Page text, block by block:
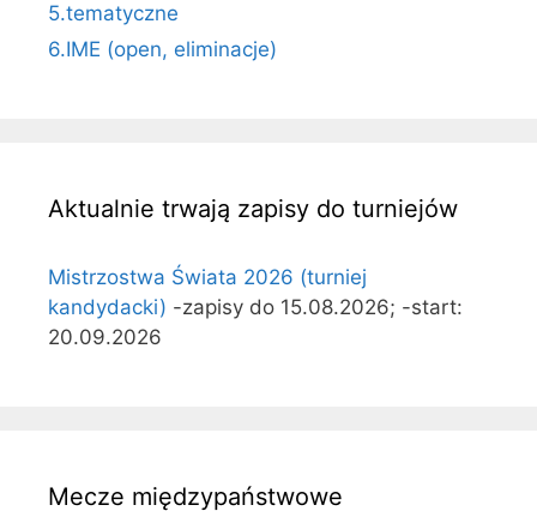
5.tematyczne
6.IME (open, eliminacje)
Aktualnie trwają zapisy do turniejów
Mistrzostwa Świata 2026 (turniej
kandydacki) -zapisy do 15.08.2026; -start:
20.09.2026
Mecze międzypaństwowe